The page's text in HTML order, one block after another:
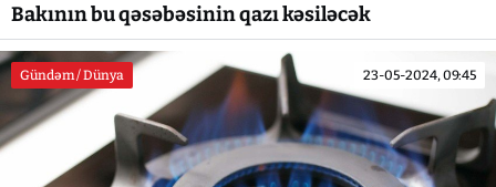
Bakının bu qəsəbəsinin qazı kəsiləcək
Gündəm / Dünya 23-05-2024, 09:45